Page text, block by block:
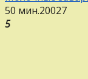
50 мин.20027
5